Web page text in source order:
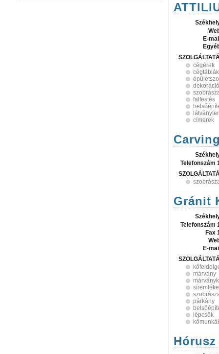
E-
cégérek
cégtáblák
dekoráció
falfestés
címerek
Telefonszám
Gránit
Telefonszám
Fax
E-
márvány
párkány
lépcsők